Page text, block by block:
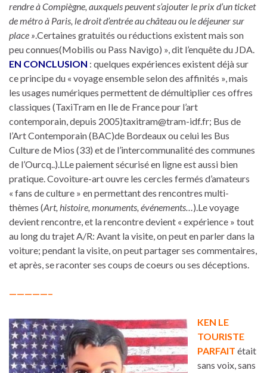
rendre à Compiègne, auxquels peuvent s’ajouter le prix d’un ticket
de métro à Paris, le droit d’entrée au château ou le déjeuner sur
place ».Certaines gratuités ou réductions existent mais son
peu connues(Mobilis ou Pass Navigo) », dit l’enquête du JDA.
EN CONCLUSION : quelques expériences existent déjà sur
ce principe du « voyage ensemble selon des affinités », mais
les usages numériques permettent de démultiplier ces offres
classiques (TaxiTram en Ile de France pour l’art
contemporain, depuis 2005)taxitram@tram-idf.fr; Bus de
l’Art Contemporain (BAC)de Bordeaux ou celui les Bus
Culture de Mios (33) et de l’intercommunalité des communes
de l’Ourcq..).LLe paiement sécurisé en ligne est aussi bien
pratique. Covoiture-art ouvre les cercles fermés d’amateurs
« fans de culture » en permettant des rencontres multi-
thèmes (Art, histoire, monuments, événements…).Le voyage
devient rencontre, et la rencontre devient « expérience » tout
au long du trajet A/R: Avant la visite, on peut en parler dans la
voiture; pendant la visite, on peut partager ses commentaires,
et après, se raconter ses coups de coeurs ou ses déceptions.
—————–
KEN LE
TOURISTE
PARFAIT était
sans voix, sans